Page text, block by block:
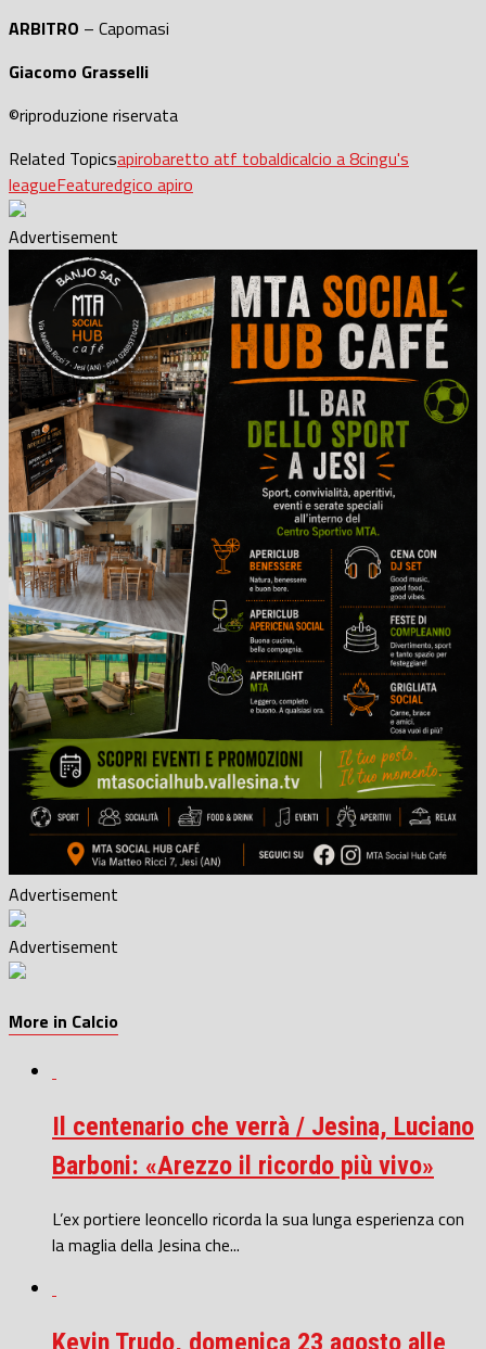
ARBITRO – Capomasi
Giacomo Grasselli
©riproduzione riservata
Related Topicsapirobaretto atf tobaldicalcio a 8cingu's
leagueFeaturedgico apiro
Advertisement
Advertisement
Advertisement
More in Calcio
Il centenario che verrà / Jesina, Luciano
Barboni: «Arezzo il ricordo più vivo»
L’ex portiere leoncello ricorda la sua lunga esperienza con
la maglia della Jesina che...